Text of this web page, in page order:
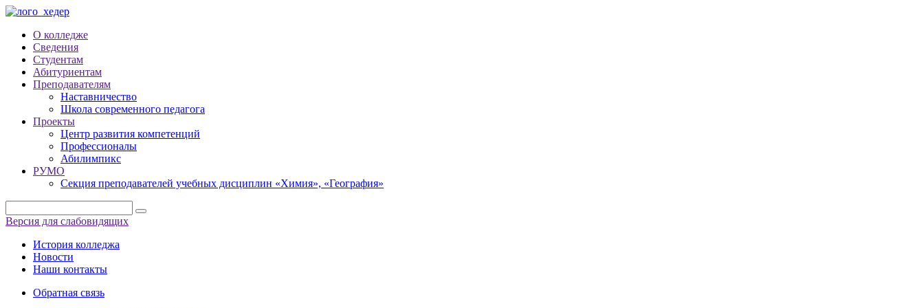
О колледже
Сведения
Студентам
Абитуриентам
Преподавателям
Наставничество
Школа современного педагога
Проекты
Центр развития компетенций
Профессионалы
Абилимпикс
РУМО
Секция преподавателей учебных дисциплин «Химия», «География»
Версия для слабовидящих
История колледжа
Новости
Наши контакты
Обратная связь